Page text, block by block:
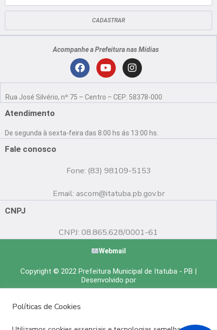
mail
CADASTRAR
Acompanhe a Prefeitura nas Mídias
F
c
o
o
Y
u
b
e
I
n
s
g
r
Rua José Silvério, nº 75 – Centro – CEP: 58378-000
Atendimento
De segunda à sexta-feira das 8:00 hs ás 13:00 hs.
Fale conosco
Fone: (83) 98109-5153
Email: ascom@itatuba.pb.gov.br
CNPJ
CNPJ: 08.865.628/0001-61
Webmail
Copyright © 2022 Prefeitura Municipal de Itatuba - PB |
Desenvolvido por
Políticas de Cookies